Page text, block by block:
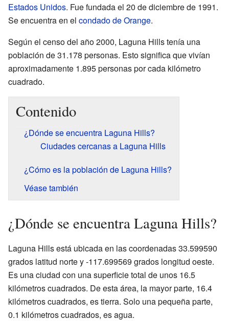
Estados Unidos. Fue fundada el 20 de diciembre de 1991.
Se encuentra en el condado de Orange.
Según el censo del año 2000, Laguna Hills tenía una
población de 31.178 personas. Esto significa que vivían
aproximadamente 1.895 personas por cada kilómetro
cuadrado.
Contenido
¿Dónde se encuentra Laguna Hills?
Ciudades cercanas a Laguna Hills
¿Cómo es la población de Laguna Hills?
Véase también
¿Dónde se encuentra Laguna Hills?
Laguna Hills está ubicada en las coordenadas 33.599590
grados latitud norte y -117.699569 grados longitud oeste.
Es una ciudad con una superficie total de unos 16.5
kilómetros cuadrados. De esta área, la mayor parte, 16.4
kilómetros cuadrados, es tierra. Solo una pequeña parte,
0.1 kilómetros cuadrados, es agua.